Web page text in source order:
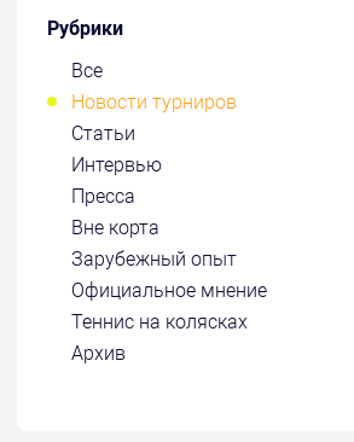
Рубрики
Все
Новости турниров
Статьи
Интервью
Пресса
Вне корта
Зарубежный опыт
Официальное мнение
Теннис на колясках
Архив